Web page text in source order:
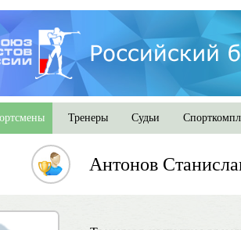
Тренеры Судьи
Антонов